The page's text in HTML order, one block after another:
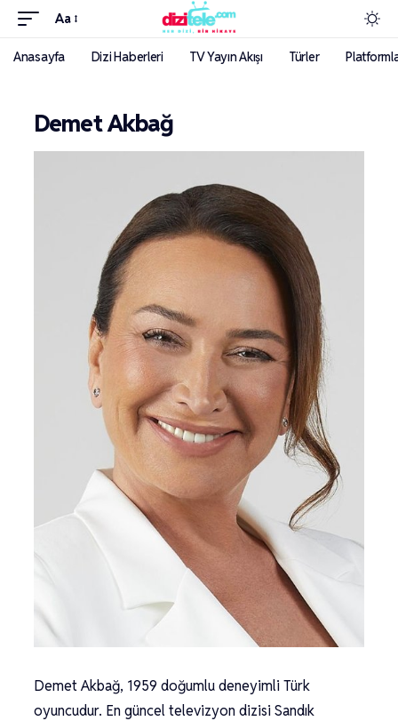
Aa
Anasayfa Dizi Haberleri TV Yayın Akışı Türler
Demet Akbağ
Demet Akbağ, 1959 doğumlu deneyimli Türk
oyuncudur. En güncel televizyon dizisi Sandık